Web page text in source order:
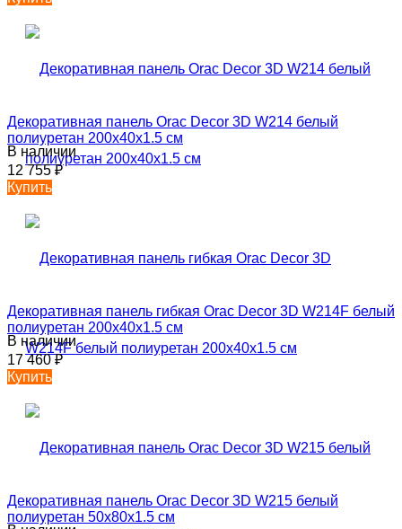
Декоративная панель Orac Decor 3D W214 белый
полиуретан 200x40x1.5 см
В наличии
12 755₽
Купить
Декоративная панель гибкая Orac Decor 3D W214F белый
полиуретан 200x40x1.5 см
В наличии
17 460₽
Купить
Декоративная панель Orac Decor 3D W215 белый
полиуретан 50x80x1.5 см